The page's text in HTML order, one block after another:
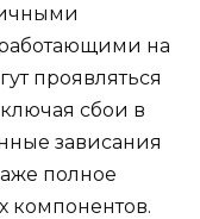
на
проявляться
сбои в
зависания
полное
компонентов.